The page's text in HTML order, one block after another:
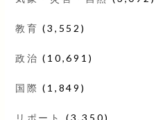
教育 (3,552)
政治 (10,691)
国際 (1,849)
リポート (3,350)